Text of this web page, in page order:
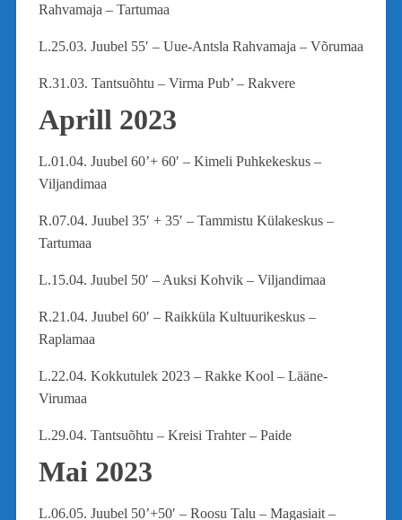
Rahvamaja – Tartumaa
L.25.03. Juubel 55′ – Uue-Antsla Rahvamaja – Võrumaa
R.31.03. Tantsuõhtu – Virma Pub’ – Rakvere
Aprill 2023
L.01.04. Juubel 60’+ 60′ – Kimeli Puhkekeskus –
Viljandimaa
R.07.04. Juubel 35′ + 35′ – Tammistu Külakeskus –
Tartumaa
L.15.04. Juubel 50′ – Auksi Kohvik – Viljandimaa
R.21.04. Juubel 60′ – Raikküla Kultuurikeskus –
Raplamaa
L.22.04. Kokkutulek 2023 – Rakke Kool – Lääne-
Virumaa
L.29.04. Tantsuõhtu – Kreisi Trahter – Paide
Mai 2023
L.06.05. Juubel 50’+50′ – Roosu Talu – Magasiait –